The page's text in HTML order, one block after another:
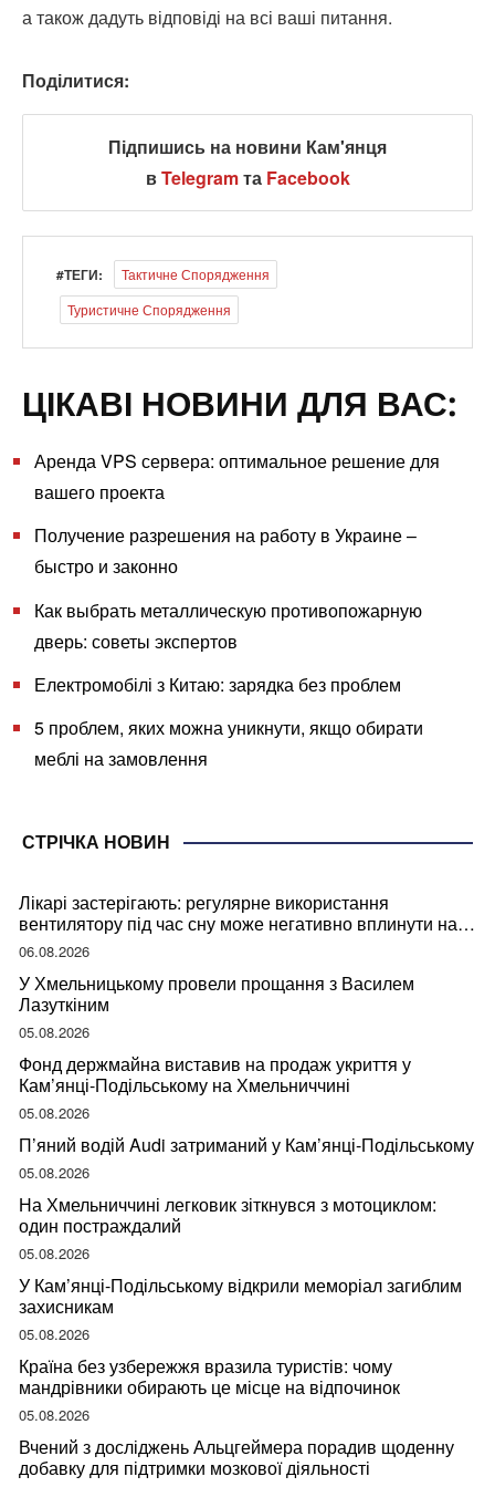
а також дадуть відповіді на всі ваші питання.
Поділитися:
Підпишись на новини Кам'янця
вTelegramта Facebook
#ТЕГИ:
Тактичне Спорядження
Туристичне Спорядження
ЦІКАВІ НОВИНИ ДЛЯ ВАС:
Аренда VPS сервера: оптимальное решение для
вашего проекта
Получение разрешения на работу в Украине –
быстро и законно
Как выбрать металлическую противопожарную
дверь: советы экспертов
Електромобілі з Китаю: зарядка без проблем
5 проблем, яких можна уникнути, якщо обирати
меблі на замовлення
СТРІЧКА НОВИН
Лікарі застерігають: регулярне використання
вентилятору під час сну може негативно вплинути на
ваше здоров’я
06.08.2026
У Хмельницькому провели прощання з Василем
Лазуткіним
05.08.2026
Фонд держмайна виставив на продаж укриття у
Кам’янці-Подільському на Хмельниччині
05.08.2026
П’яний водій Audi затриманий у Кам’янці-Подільському
05.08.2026
На Хмельниччині легковик зіткнувся з мотоциклом:
один постраждалий
05.08.2026
У Кам’янці-Подільському відкрили меморіал загиблим
захисникам
05.08.2026
Країна без узбережжя вразила туристів: чому
мандрівники обирають це місце на відпочинок
05.08.2026
Вчений з досліджень Альцгеймера порадив щоденну
добавку для підтримки мозкової діяльності